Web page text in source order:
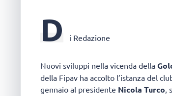
D i Redazione
Nuovi sviluppi nella vicenda della
della Fipav ha accolto l’istanza del
gennaio al presidente Nicola Turco,